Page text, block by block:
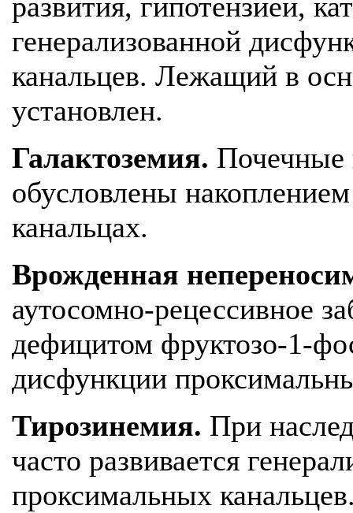
развития, гипотензией,
генерализованной
канальцев. Лежащий в
установлен.
Галактоземия. Почечные
обусловлены
канальцах.
Врожденная
аутосомно-рецессивное
дефицитом фруктозо-1-
дисфункции
Тирозинемия. При
часто развивается
проксимальных